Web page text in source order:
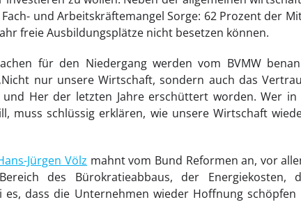
und Arbeitskräftemangel Sorge: 62 Prozent der
freie Ausbildungsplätze nicht besetzen können.
für den Niedergang werden vom BVMW
nur unsere Wirtschaft, sondern auch das
Her der letzten Jahre erschüttert worden. Wer in
muss schlüssig erklären, wie unsere Wirtschaft
Jürgen Völz mahnt vom Bund Reformen an, vor
des Bürokratieabbaus, der Energiekosten,
es, dass die Unternehmen wieder Hoffnung